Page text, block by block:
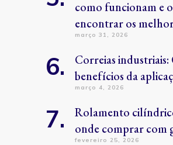
como funcionam e
encontrar os
março 31, 2026
Correias industriais:
benefícios da
março 4, 2026
Rolamento
onde comprar com
fevereiro 25, 2026